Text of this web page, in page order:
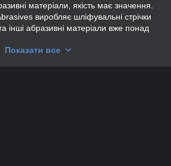
матеріали, якість має значення.
виробляє шліфувальні стрічки
інші абразивні матеріали вже понад
і цінність йдуть рука об руку.
Показати все